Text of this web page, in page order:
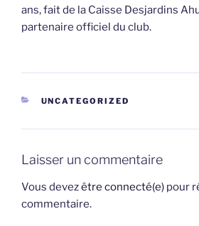
ans, fait de la Caisse Desjardins
partenaire officiel du club.
CATÉGORIES
UNCATEGORIZED
Laisser un commentaire
Vous devezêtre connecté(e) pour
commentaire.